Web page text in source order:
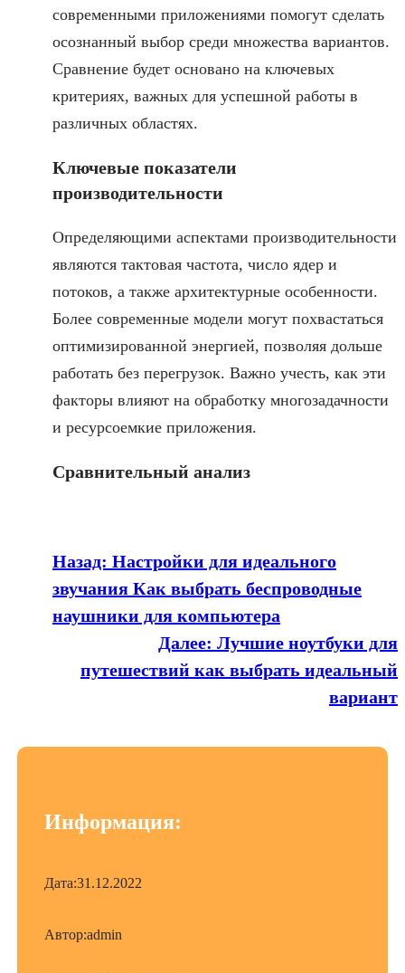
современными приложениями помогут сделать
осознанный выбор среди множества вариантов.
Сравнение будет основано на ключевых
критериях, важных для успешной работы в
различных областях.
Ключевые показатели
производительности
Определяющими аспектами производительности
являются тактовая частота, число ядер и
потоков, а также архитектурные особенности.
Более современные модели могут похвастаться
оптимизированной энергией, позволяя дольше
работать без перегрузок. Важно учесть, как эти
факторы влияют на обработку многозадачности
и ресурсоемкие приложения.
Сравнительный анализ
Назад: Настройки для идеального
звучания Как выбрать беспроводные
наушники для компьютера
Далее: Лучшие ноутбуки для
путешествий как выбрать идеальный
вариант
Информация:
Дата:31.12.2022
Автор:admin